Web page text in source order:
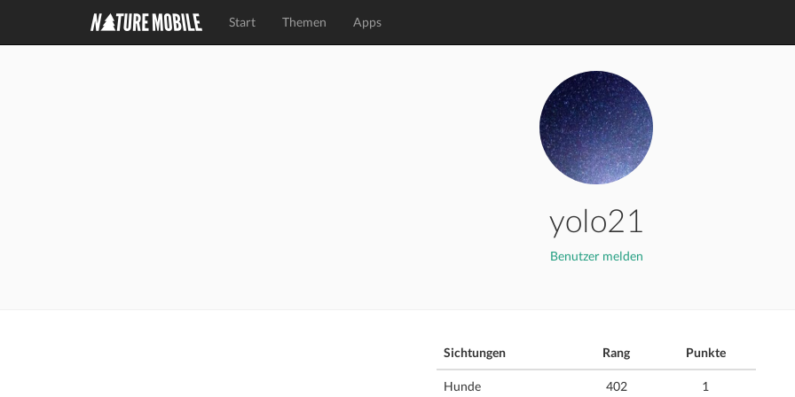
Start Themen Apps
yolo21
Benutzer melden
Sichtungen Rang Punkte
Hunde 402 1